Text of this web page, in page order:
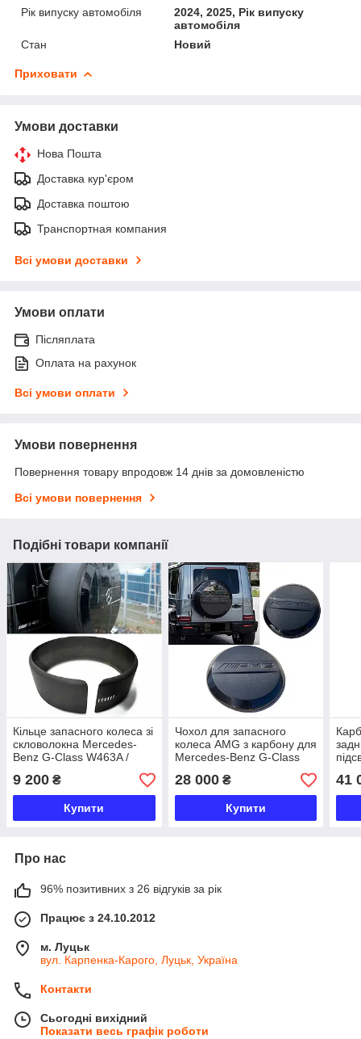
Рік випуску автомобіля
2024, 2025, Рік випуску
автомобіля
Стан
Новий
Приховати
Умови доставки
Нова Пошта
Доставка кур'єром
Доставка поштою
Транспортная компания
Всі умови доставки
Умови оплати
Післяплата
Оплата на рахунок
Всі умови оплати
Умови повернення
Повернення товару впродовж 14 днів за домовленістю
Всі умови повернення
Подібні товари компанії
Кільце запасного колеса зі
скловолокна Mercedes-
Benz G-Class W463A /
9 200 ₴
Купити
Чохол для запасного
колеса AMG з карбону для
Mercedes-Benz G-Class
28 000₴
Купити
G-
41
Про нас
96% позитивних з 26 відгуків за рік
Працює з 24.10.2012
м. Луцьк
вул. Карпенка-Карого, Луцьк, Україна
Контакти
Сьогодні вихідний
Показати весь графік роботи